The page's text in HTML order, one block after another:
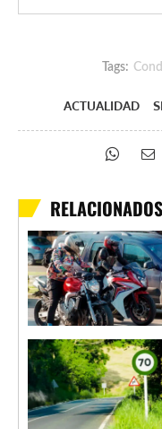
Tags:
ACTUALIDAD
RELACIONADOS